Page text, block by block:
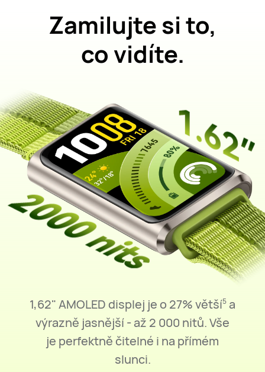
Zamilujte si to,
co vidíte.
1,62" AMOLED displej je o 27% větší5 a
výrazně jasnější - až 2 000 nitů.Vše
je perfektně čitelné i na přímém
slunci.